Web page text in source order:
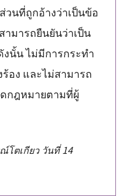
นที่ถูกอ้างว่าเป็นข้อ
ามารถยืนยันว่าเป็น
งนั้น ไม่มีการกระทำ
อง และไม่สามารถ
กฎหมายตามที่ผู้
โตเกียว วันที่ 14